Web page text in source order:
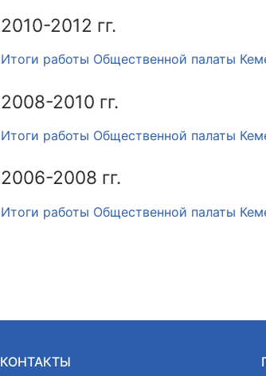
2010-2012 гг.
Итоги работы Общественной палаты
2008-2010 гг.
Итоги работы Общественной палаты
2006-2008 гг.
Итоги работы Общественной палаты
КОНТАКТЫ